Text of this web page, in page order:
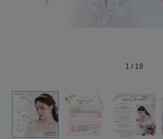
1 / 19